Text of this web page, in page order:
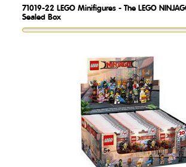
71019-22 LEGO Minifigures - The LEGO
Sealed Box